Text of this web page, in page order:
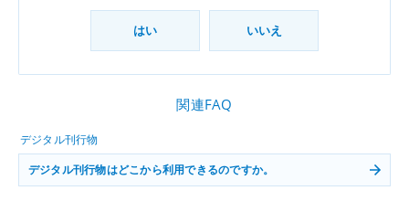
はい いいえ
関連FAQ
デジタル刊行物
デジタル刊行物はどこから利用できるのですか。